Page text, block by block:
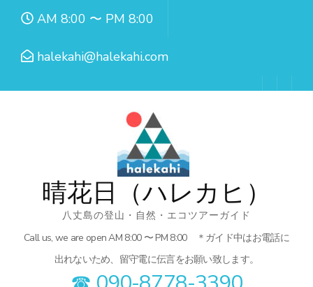
ツ
AM 8:00 〜 PM 8:00
halekahi@halekahi.com
晴花日（ハレカヒ）
八丈島の登山・自然・エコツアーガイド
Call us, we are open AM 8:00 〜 PM 8:00 ＊ガイド中はお電話に
出れないため、留守電に伝言をお願い致します。